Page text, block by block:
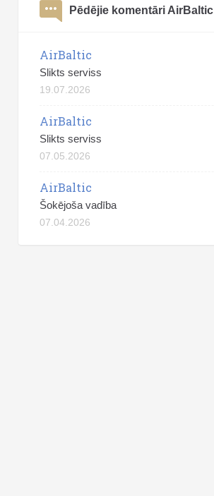
Pēdējie komentāri AirBaltic
AirBaltic
Slikts serviss
19.07.2026
AirBaltic
Slikts serviss
07.05.2026
AirBaltic
Šokējoša vadība
07.04.2026